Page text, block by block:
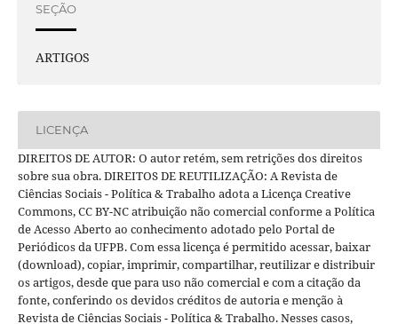
SEÇÃO
ARTIGOS
LICENÇA
DIREITOS DE AUTOR: O autor retém, sem retrições dos direitos
sobre sua obra. DIREITOS DE REUTILIZAÇÃO: A Revista de
Ciências Sociais - Política & Trabalho adota a Licença Creative
Commons, CC BY-NC atribuição não comercial conforme a Política
de Acesso Aberto ao conhecimento adotado pelo Portal de
Periódicos da UFPB. Com essa licença é permitido acessar, baixar
(download), copiar, imprimir, compartilhar, reutilizar e distribuir
os artigos, desde que para uso não comercial e com a citação da
fonte, conferindo os devidos créditos de autoria e menção à
Revista de Ciências Sociais - Política & Trabalho. Nesses casos,